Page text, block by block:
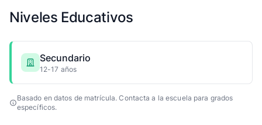
Niveles Educativos
Secundario
12-17 años
Basado en datos de matrícula. Contacta a la escuela para grados
específicos.